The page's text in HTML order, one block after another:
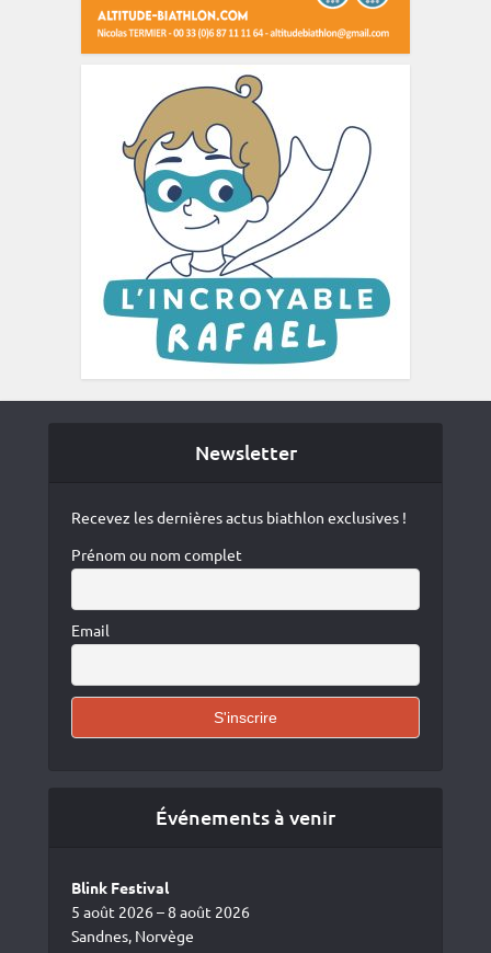
Newsletter
Recevez les dernières actus biathlon exclusives !
Prénom ou nom complet
Email
Événements à venir
Blink Festival
5 août 2026 – 8 août 2026
Sandnes, Norvège